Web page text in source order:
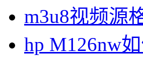
m3u8视频源
hp M126nw